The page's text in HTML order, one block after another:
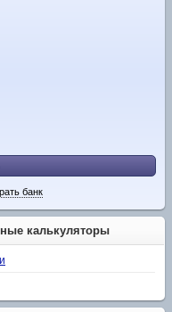
банк
калькуляторы